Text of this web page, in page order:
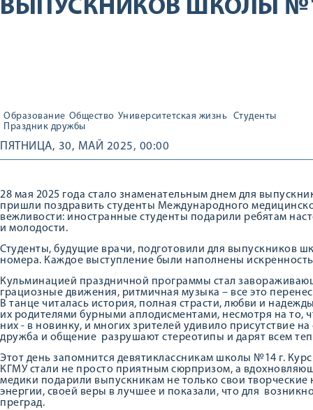
ВЫПУСКНИКОВ ШКОЛЫ
Образование Общество Университетская жизнь Студенты
Праздник дружбы
ПЯТНИЦА, 30, МАЙ 2025, 00:00
28 мая 2025 года стало знаменательным днем для
пришли поздравить студенты Международного
вежливости: иностранные студенты подарили ребятам
и молодости.
Студенты, будущие врачи, подготовили для выпускников
номера. Каждое выступление были наполнены
Кульминацией праздничной программы стал
грациозные движения, ритмичная музыка – все это
В танце читалась история, полная страсти, любви и
их родителями бурными аплодисментами, несмотря на то,
них - в новинку, и многих зрителей удивило присутствие
дружба и общение разрушают стереотипы и дарят всем
Этот день запомнится девятиклассникам школы №14 г.
КГМУ стали не просто приятным сюрпризом, а
медики подарили выпускникам не только свои
энергии, своей веры в лучшее и показали, что для
преград.